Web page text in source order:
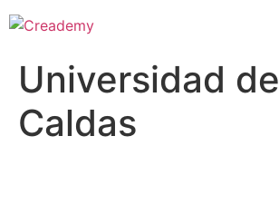
Universidad de
Caldas